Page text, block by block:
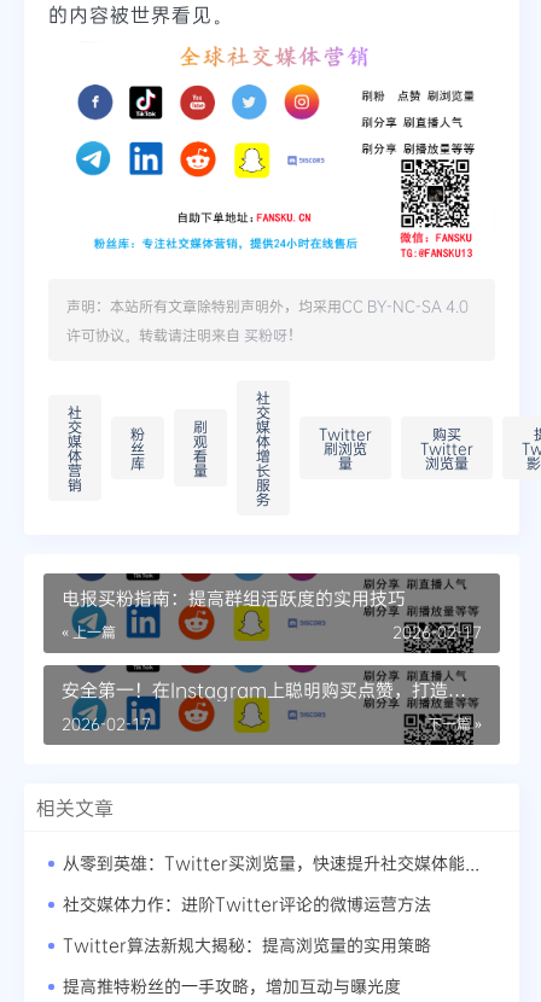
的内容被世界看见。
声明：本站所有文章除特别声明外，均采用CC BY-NC-SA 4.0
许可协议。转载请注明来自 买粉呀！
社
交
媒
体
营
销
粉
丝
库
刷
观
看
量
社
交
媒
体
增
长
服
务
Twitter
刷浏览
量
购买
Twitter
浏览量
电报买粉指南：提高群组活跃度的实用技巧
« 上一篇 2026-02-17
安全第一！在Instagram上聪明购买点赞，打造热
门账号
下一篇 »
2026-02-17
相关文章
社交媒体力作：进阶Twitter评论的微博运营方法
Twitter算法新规大揭秘：提高浏览量的实用策略
提高推特粉丝的一手攻略，增加互动与曝光度